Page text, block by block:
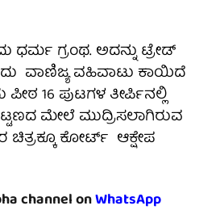
ಗ್ರಂಥ. ಅದನ್ನು ಟ್ರೇಡ್
ವಾಣಿಜ್ಯ ವಹಿವಾಟು ಕಾಯಿದೆ
16 ಪುಟಗಳ ತೀರ್ಪಿನಲ್ಲಿ
ಮೇಲೆ ಮುದ್ರಿಸಲಾಗಿರುವ
ಚಿತ್ರಕ್ಕೂ ಕೋರ್ಟ್ ಆಕ್ಷೇಪ
channel onWhatsApp